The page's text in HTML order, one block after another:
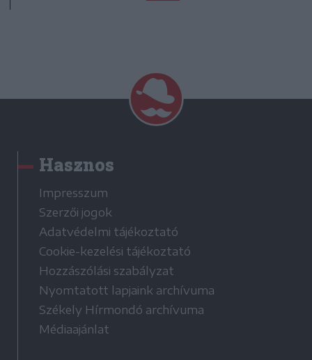
Hasznos
Impresszum
Szerzői jogok
Adatvédelmi tájékoztató
Cookie-kezelési tájékoztató
Hozzászólási szabályzat
Nyomtatott lapjaink archívuma
Székely Hírmondó archívuma
Médiaajánlat